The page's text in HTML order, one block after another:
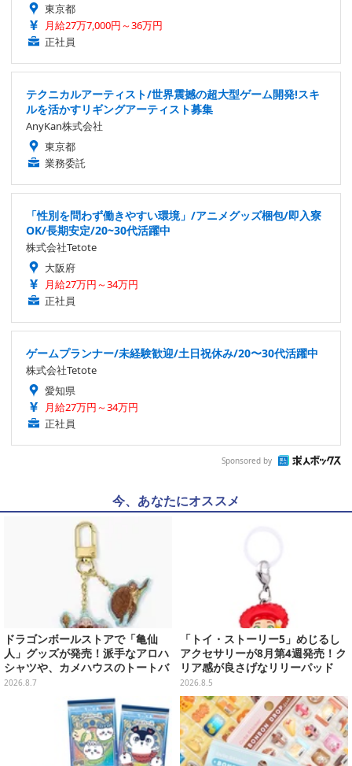
東京都
月給27万7,000円～36万円
正社員
テクニカルアーティスト/世界震撼の超大型ゲーム開発!スキ
ルを活かすリギングアーティスト募集
AnyKan株式会社
東京都
業務委託
「性別を問わず働きやすい環境」/アニメグッズ梱包/即入寮
OK/長期安定/20~30代活躍中
株式会社Tetote
大阪府
月給27万円～34万円
正社員
ゲームプランナー/未経験歓迎/土日祝休み/20〜30代活躍中
株式会社Tetote
愛知県
月給27万円～34万円
正社員
Sponsored by
今、あなたにオススメ
ドラゴンボールストアで「亀仙
人」グッズが発売！派手なアロハ
シャツや、カメハウスのトートバ
ッグなど夏らしいアイテムがズラ
2026.8.7
「トイ・ストーリー5」めじるし
アクセサリーが8月第4週発売！ク
リア感が良さげなリリーパッド
や、ジェシーなど全5種ラインナ
ップ
2026.8.5